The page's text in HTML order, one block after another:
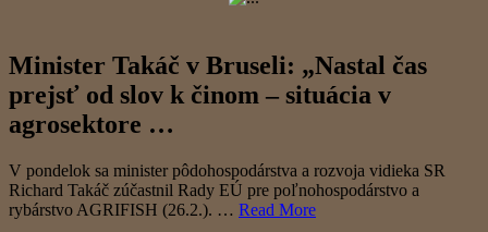
Minister Takáč v Bruseli: „Nastal čas
prejsť od slov k činom – situácia v
agrosektore …
V pondelok sa minister pôdohospodárstva a rozvoja vidieka SR
Richard Takáč zúčastnil Rady EÚ pre poľnohospodárstvo a
rybárstvo AGRIFISH (26.2.). … Read More